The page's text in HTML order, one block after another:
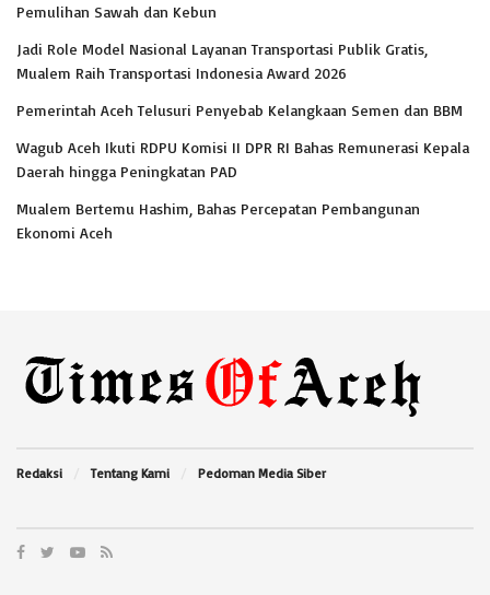
Pemulihan Sawah dan Kebun
Jadi Role Model Nasional Layanan Transportasi Publik Gratis,
Mualem Raih Transportasi Indonesia Award 2026
Pemerintah Aceh Telusuri Penyebab Kelangkaan Semen dan BBM
Wagub Aceh Ikuti RDPU Komisi II DPR RI Bahas Remunerasi Kepala
Daerah hingga Peningkatan PAD
Mualem Bertemu Hashim, Bahas Percepatan Pembangunan
Ekonomi Aceh
Redaksi Tentang Kami Pedoman Media Siber